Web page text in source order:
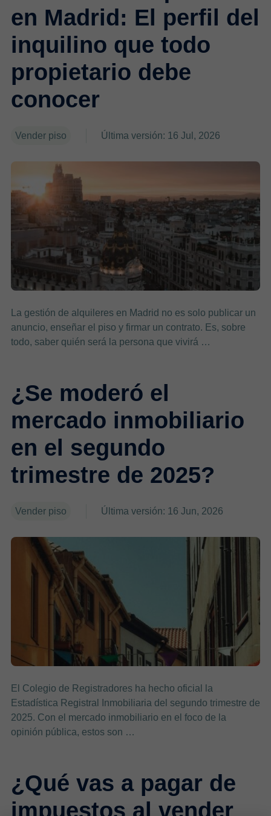
en Madrid: El perfil del
inquilino que todo
propietario debe
conocer
Vender piso Última versión: 16 Jul, 2026
La gestión de alquileres en Madrid no es solo publicar un
anuncio, enseñar el piso y firmar un contrato. Es, sobre
todo, saber quién será la persona que vivirá …
¿Se moderó el
mercado inmobiliario
en el segundo
trimestre de 2025?
Vender piso Última versión: 16 Jun, 2026
El Colegio de Registradores ha hecho oficial la
Estadística Registral Inmobiliaria del segundo trimestre de
2025. Con el mercado inmobiliario en el foco de la
opinión pública, estos son …
¿Qué vas a pagar de
impuestos al vender